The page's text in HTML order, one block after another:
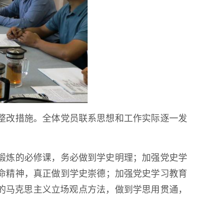
措施。全体党员联系思想和工作实际逐一发
的必修课，务必做到学史明理；加强党史学
神，真正做到学史崇德；加强党史学习教育
克思主义立场观点方法，做到学思用贯通，